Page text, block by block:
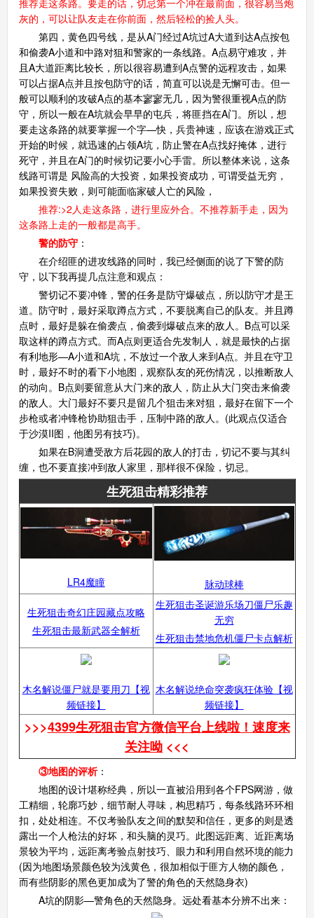
索 游
灰的，可以让队友走在你前面，然后轻松的捡人头。
第四，黄色四号线，是从A门经过A坑过A大道到达A点按包
和偷袭A小道和中路对狙和警家的一条线路。A点易守难攻，并
且A大道距离比较长，所以很容易遭到A点警的远程攻击，如果
可以占据A点并且按包防守的话，简直可以说是无懈可击。但一
般可以顺利的攻破A点的基本寥寥无几，因为警很重视A点的防
守，所以一般在A坑就会早早的屯兵，将匪挡在A门。所以，想
要走这条路的就要掌握一个字—快，兵贵神速，应该在游戏正式
开始的时候，就迅速的占领A坑，防止警在A点找好掩体，进行
死守，并且在A门的时候切记要小心手雷。所以整体来说，这条
线路可谓是 风险高的大投资，如果投资成功，可谓受益无穷，
如果投资失败，则可能面临家破人亡的风险，
推荐:>2人走这条路，进行里应外合。不推荐新手走，因为
这条路上走的一般都是高手。
警的防守：
在介绍匪的进攻线路的同时，我已经侧面的说了下警的防
守，以下我再提几点注意和观点：
警切记不要冲锋，警的任务是防守爆破点，所以防守才是王
道。防守时，最好采取蹲点方式，不要脱离自己的队友。并且蹲
点时，最好是躲在偷袭点，偷袭到爆破点来的敌人。B点可以采
取这样的蹲点方式。而A点则更适合先发制人，就是最快的占据
有利地形—A小道和A坑，不放过一个敌人来到A点。并且在守卫
时，最好不时的看下小地图，观察队友的死伤情况，以推断敌人
的动向。B点则要留意从大门来的敌人，防止从大门突击来偷袭
的敌人。大门最好不要只是留几个狙击来对狙，最好在留下一个
步枪或者冲锋枪协助狙击手，压制中路的敌人。(此观点仅适合
于沙漠II图，他图另有技巧)。
如果在B洞遭受敌方后花园的敌人的打击，切记不要与其纠
缠，也不要直接冲到敌人家里，那样很不保险，切忌。
生死狙击精彩推荐
LR4魔瞳
脉动球棒
生死狙击奇幻庄园藏点攻略
生死狙击最新武器全解析
生死狙击圣诞游乐场刀僵尸乐趣
无穷
生死狙击禁地危机僵尸卡点解析
木名解说僵尸就是要用刀【视
频链接】
木名解说绝命突袭疯狂体验【视
频链接】
>>>4399生死狙击官方微信平台上线啦！速度来
关注呦 <<<
③地图的评析：
地图的设计堪称经典，所以一直被沿用到各个FPS网游，做
工精细，轮廓巧妙，细节耐人寻味，构思精巧，每条线路环环相
扣，处处相连。不仅考验队友之间的默契和信任，更多的则是透
露出一个人枪法的好坏，和头脑的灵巧。此图远距离、近距离场
景较为平均，远距离考验点射技巧、眼力和利用自然环境的能力
(因为地图场景颜色较为浅黄色，很加相似于匪方人物的颜色，
而有些阴影的黑色更加成为了警的角色的天然隐身衣)
A坑的阴影—警角色的天然隐身。远处看基本分辨不出来：